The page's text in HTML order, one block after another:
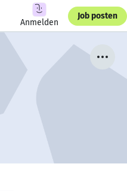
Anmelden
Job posten